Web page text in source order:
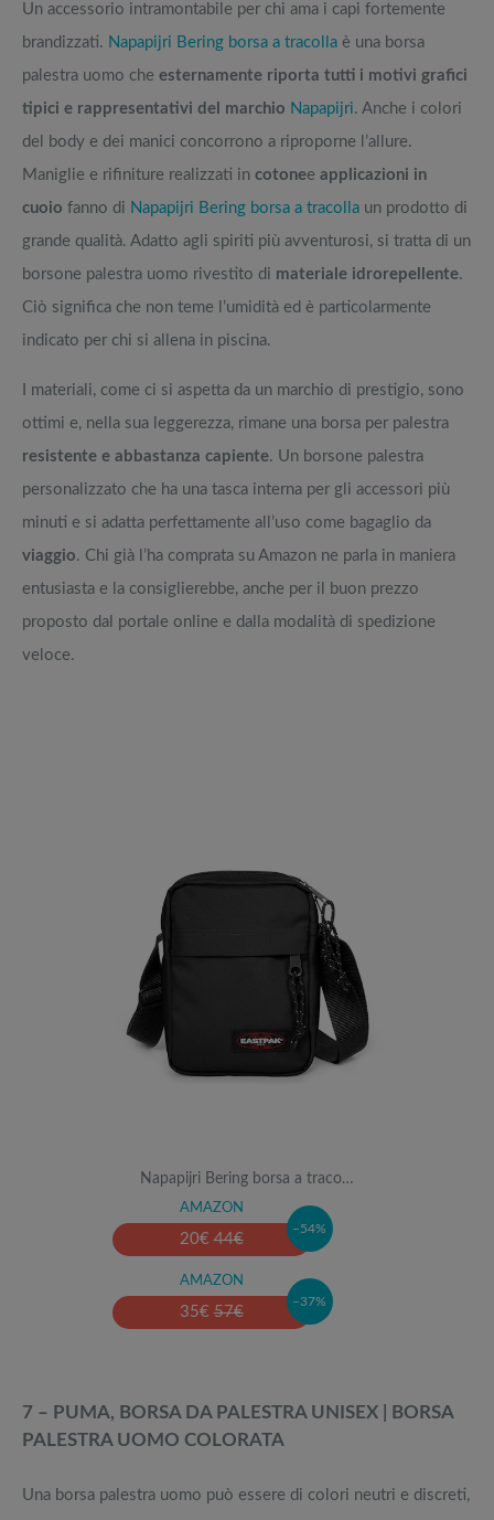
Un accessorio intramontabile per chi ama i capi fortemente
brandizzati. Napapijri Bering borsa a tracolla è una borsa
palestra uomo che esternamente riporta tutti i motivi grafici
tipici e rappresentativi del marchio Napapijri. Anche i colori
del body e dei manici concorrono a riproporne l’allure.
Maniglie e rifiniture realizzati in cotonee applicazioni in
cuoio fanno di Napapijri Bering borsa a tracolla un prodotto di
grande qualità. Adatto agli spiriti più avventurosi, si tratta di un
borsone palestra uomo rivestito di materiale idrorepellente.
Ciò significa che non teme l’umidità ed è particolarmente
indicato per chi si allena in piscina.
I materiali, come ci si aspetta da un marchio di prestigio, sono
ottimi e, nella sua leggerezza, rimane una borsa per palestra
resistente e abbastanza capiente. Un borsone palestra
personalizzato che ha una tasca interna per gli accessori più
minuti e si adatta perfettamente all’uso come bagaglio da
viaggio. Chi già l’ha comprata su Amazon ne parla in maniera
entusiasta e la consiglierebbe, anche per il buon prezzo
proposto dal portale online e dalla modalità di spedizione
veloce.
Napapijri Bering borsa a traco…
AMAZON
20€ 44€
–54%
AMAZON
35€ 57€
–37%
7 – PUMA, BORSA DA PALESTRA UNISEX | BORSA
PALESTRA UOMO COLORATA
Una borsa palestra uomo può essere di colori neutri e discreti,